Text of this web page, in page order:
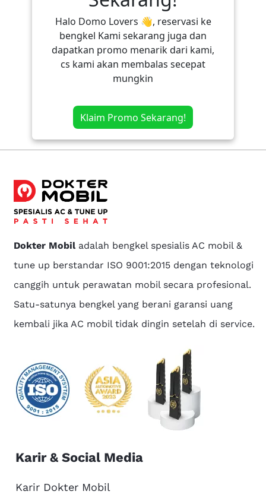
Halo Domo Lovers 👋, reservasi ke
bengkel Kami sekarang juga dan
dapatkan promo menarik dari kami,
cs kami akan membalas secepat
mungkin
Klaim Promo Sekarang!
Dokter Mobiladalah bengkel spesialis AC mobil &
tune up berstandar ISO 9001:2015 dengan teknologi
canggih untuk perawatan mobil secara profesional.
Satu-satunya bengkel yang berani garansi uang
kembali jika AC mobil tidak dingin setelah di service.
Karir & Social Media
Karir Dokter Mobil